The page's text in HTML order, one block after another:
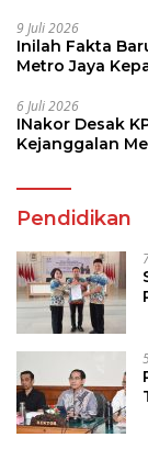
9 Juli 2026
Inilah Fakta
Metro Jaya
6 Juli 2026
INakor Desak
Kejanggalan
Pendidikan